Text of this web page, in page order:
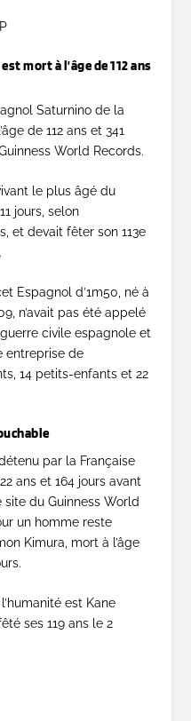
mort à l’âge de 112 ans
Saturnino de la
de 112 ans et 341
World Records.
le plus âgé du
jours, selon
et devait fêter son 113e
Espagnol d’1m50, né à
n’avait pas été appelé
civile espagnole et
entreprise de
14 petits-enfants et 22
par la Française
ans et 164 jours avant
site du Guinness World
un homme reste
Kimura, mort à l’âge
est Kane
ses 119 ans le 2